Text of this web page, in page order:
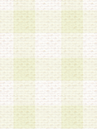
盗用など
き事由の
のとしま
第5条 会
1.当社は
アドレス
シーポリ